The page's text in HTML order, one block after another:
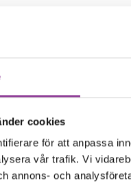
cookies
för att anpassa
vår trafik. Vi
annons- och